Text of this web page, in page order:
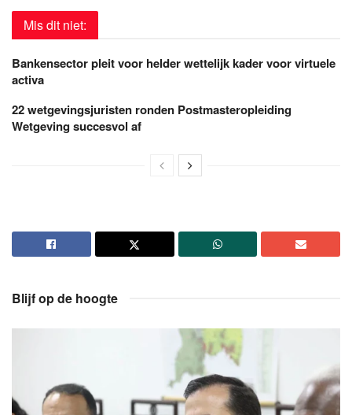
Mis dit niet:
Bankensector pleit voor helder wettelijk kader voor virtuele
activa
22 wetgevingsjuristen ronden Postmasteropleiding
Wetgeving succesvol af
Blijf op de hoogte